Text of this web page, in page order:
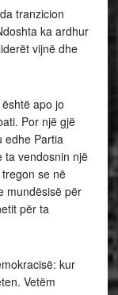
tranzicion
ka ardhur
vijnë dhe
apo jo
Por një gjë
edhe Partia
ta vendosnin një
se në
mundësisë për
për ta
kur
Vetëm